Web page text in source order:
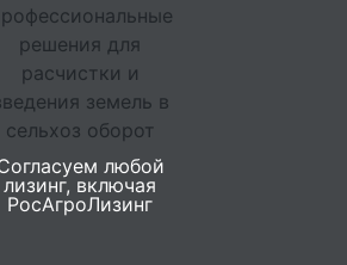
любой
лизинг, включая
РосАгроЛизинг